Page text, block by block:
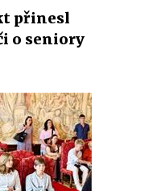
přinesl
o seniory